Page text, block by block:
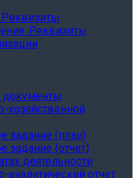
Реквизиты
документы
хозяйственной
задание (план)
задание (отчет)
деятельности
отчет